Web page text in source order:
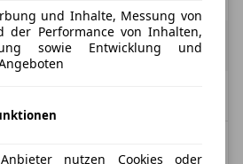
€ exkl. MwSt.
/ Jahr (anpassbar)
und Inhalte, Messung von
der Performance von Inhalten,
sowie Entwicklung und
nutzen Cookies oder